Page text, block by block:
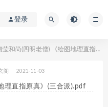
登录
和尚(四明老僧) 《绘图地理直指原真》(三合派).pdf
阁 2021-11-03
理直指原真》(三合派).pdf